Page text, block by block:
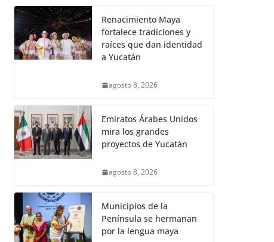
Renacimiento Maya
fortalece tradiciones y
raíces que dan identidad
a Yucatán
agosto 8, 2026
Emiratos Árabes Unidos
mira los grandes
proyectos de Yucatán
agosto 8, 2026
Municipios de la
Península se hermanan
por la lengua maya